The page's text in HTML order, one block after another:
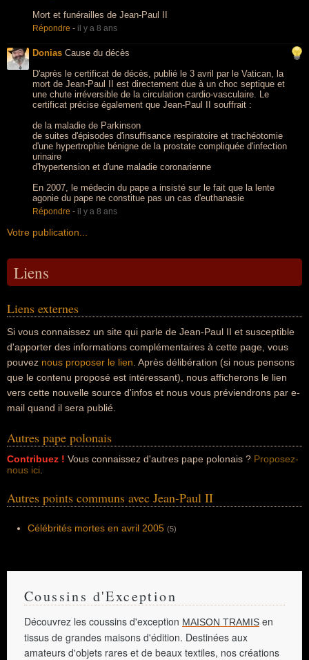
Mort et funérailles de Jean-Paul II
Répondre - il y a 8 ans
Donias Cause du décès
D'après le certificat de décès, publié le 3 avril par le Vatican, la
mort de Jean-Paul II est directement due à un choc septique et
une chute irréversible de la circulation cardio-vasculaire. Le
certificat précise également que Jean-Paul II souffrait :
de la maladie de Parkinson
de suites d'épisodes d'insuffisance respiratoire et trachéotomie
d'une hypertrophie bénigne de la prostate compliquée d'infection
urinaire
d'hypertension et d'une maladie coronarienne
En 2007, le médecin du pape a insisté sur le fait que la lente
agonie du pape ne constitue pas un cas d'euthanasie
Répondre - il y a 8 ans
Votre publication...
Liens
Liens externes
Si vous connaissez un site qui parle de Jean-Paul II et susceptible
d'apporter des informations complémentaires à cette page, vous
pouvez nous proposer le lien . Après délibération (si nous pensons
que le contenu proposé est intéressant), nous afficherons le lien
vers cette nouvelle source d'infos et nous vous préviendrons par e-
mail quand il sera publié.
Autres pape polonais
Contribuez ! Vous connaissez d'autres pape polonais ? Proposez-
nous ici
Autres points communs avec Jean-Paul II
Célébrités mortes en avril 2005 (5)
Coussins d'Exception
Découvrez les coussins d'exception MAISON TRAMIS en
tissus de grandes maisons d'édition. Destinées aux
amateurs d'objets rares et de beaux textiles, nos créations